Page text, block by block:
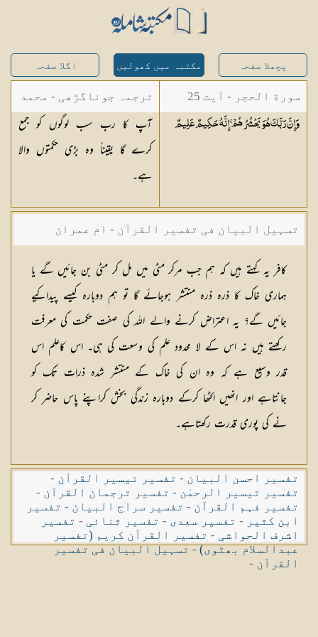
پچھلا صفحہ مکتبہ میں کھولیں اگلا صفحہ
سورة الحجر - آیت 25
وَإِنَّ رَبَّكَ هُوَ يَحْشُرُهُمْ ۚ إِنَّهُ حَكِيمٌعَلِيمٌ
ترجمہ جوناگڑھی - محمد
جونا گڑھی
آپ کا رب سب لوگوں کو جمع
کرے گا یقیناً وہ بڑی حکمتوں والا
ہے۔
تسہیل البیان فی تفسیر القرآن - ام عمران
شکیلہ بنت میاں فضل حسین
کافر یہ کہتے ہیں کہ ہم جب مرکر مٹی میں مل کر مٹی بن جائیں گے یا
ہماری خاک کا ذرہ ذرہ منتشر ہوجائے گا تو ہم دوبارہ کیسے پیداکیے
جائیں گے؟ یہ اعتراض کرنے والے اللہ کی صفت حکمت کی معرفت
رکھتے ہیں نہ اس کے لا محدود علم کی وسعت کی ہی۔ اس کاعلم اس
قدر وسیع ہے کہ وہ ان کی خاک کے منتشر شدہ ذرات تک کو
جانتاہے اور انھیں اکٹھا کرکے دوبارہ زندگی بخش کراپنے پاس حاضر کر
نے کی پوری قدرت رکھتاہے۔
تفسیر احسن البیان - تفسیر تیسیر القرآن -
تفسیر تیسیر الرحمٰن - تفسیر ترجمان القرآن -
تفسیر فہم القرآن - تفسیر سراج البیان - تفسیر
ابن کثیر - تفسیر سعدی - تفسیر ثنائی - تفسیر
اشرف الحواشی - تفسیر القرآن کریم (تفسیر
عبدالسلام بھٹوی)-تسہیل البیان فی تفسیر
القرآن -